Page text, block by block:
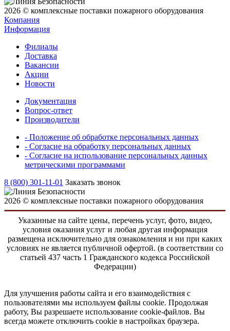
2026 © комплексные поставки пожарного оборудования
Компания
Информация
Филиалы
Доставка
Вакансии
Акции
Новости
Документация
Вопрос-ответ
Производители
- Положение об обработке персональных данных
- Согласие на обработку персональных данных
- Согласие на использование персональных данных
метрическими программами
8 (800) 301-11-01 Заказать звонок
2026 © комплексные поставки пожарного оборудования
Указанные на сайте цены, перечень услуг, фото, видео,
условия оказания услуг и любая другая информация
размещена исключительно для ознакомления и ни при каких
условиях не является публичной офертой. (в соответствии со
статьей 437 часть 1 Гражданского кодекса Российской
Федерации)
Для улучшения работы сайта и его взаимодействия с
пользователями мы используем файлы cookie. Продолжая
работу, Вы разрешаете использование cookie-файлов. Вы
всегда можете отключить cookie в настройках браузера.